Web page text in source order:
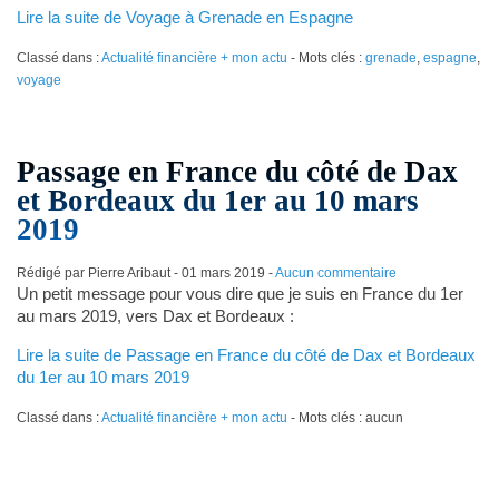
Lire la suite de Voyage à Grenade en Espagne
Classé dans :Actualité financière + mon actu - Mots clés : grenade, espagne,
voyage
Passage en France du côté de Dax
et Bordeaux du 1er au 10 mars
2019
Rédigé par Pierre Aribaut - 01 mars 2019 -Aucun commentaire
Un petit message pour vous dire que je suis en France du 1er
au mars 2019, vers Dax et Bordeaux :
Lire la suite de Passage en France du côté de Dax et Bordeaux
du 1er au 10 mars 2019
Classé dans :Actualité financière + mon actu - Mots clés : aucun